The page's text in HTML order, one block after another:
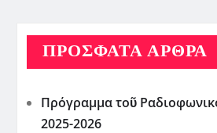
ΠΡΌΣΦΑΤΑ ΆΡΘΡΑ
Πρόγραμμα τοῦ
2025-2026